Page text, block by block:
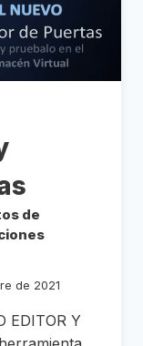
de
de 2021
EDITOR Y